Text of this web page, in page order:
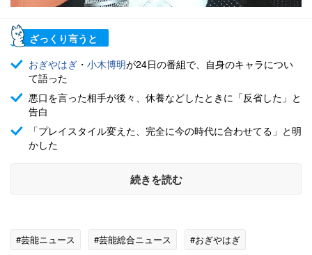
ざっくり言うと
おぎやはぎ ・ 小木博明が24日の番組で、自身のキャラについ
て語った
悪口を言った相手が後々、休養などしたときに「反省した」と
告白
「プレイスタイル変えた、完全に今の時代に合わせてる」と明
かした
続きを読む
#芸能ニュース #芸能総合ニュース
#おぎやはぎ